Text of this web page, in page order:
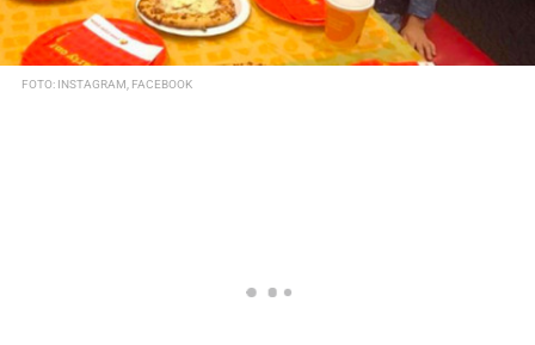
FOTO: INSTAGRAM, FACEBOOK